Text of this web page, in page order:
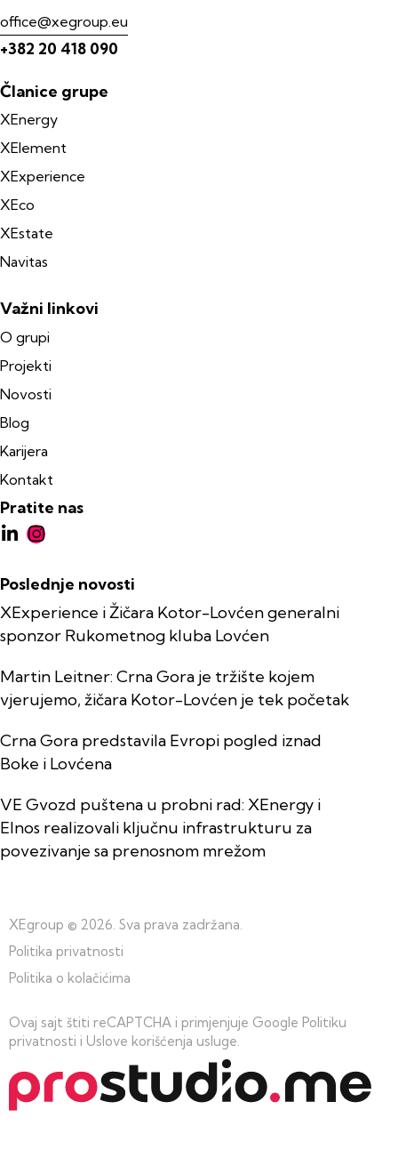
office@xegroup.eu
+382 20 418 090
Članice grupe
XEnergy
XElement
XExperience
XEco
XEstate
Navitas
Važni linkovi
O grupi
Projekti
Novosti
Blog
Karijera
Kontakt
Pratite nas
Poslednje novosti
XExperience i Žičara Kotor-Lovćen generalni
sponzor Rukometnog kluba Lovćen
Martin Leitner: Crna Gora je tržište kojem
vjerujemo, žičara Kotor-Lovćen je tek početak
Crna Gora predstavila Evropi pogled iznad
Boke i Lovćena
VE Gvozd puštena u probni rad: XEnergy i
Elnos realizovali ključnu infrastrukturu za
povezivanje sa prenosnom mrežom
XEgroup © 2026. Sva prava zadržana.
Politika privatnosti
Politika o kolačićima
Ovaj sajt štiti reCAPTCHA i primjenjuje Google Politiku
privatnosti i Uslove korišćenja usluge.